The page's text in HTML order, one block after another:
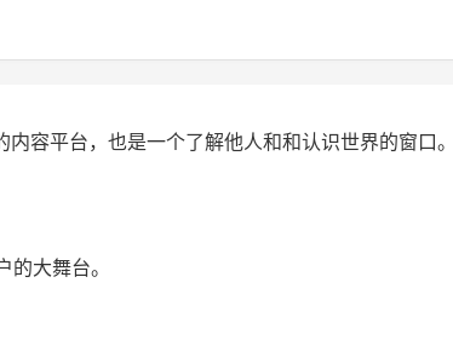
容平台，也是一个了解他人和和认识世界的窗口。
大舞台。